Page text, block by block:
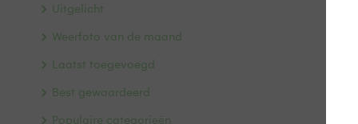
Uitgelicht
Weerfoto van de maand
Laatst toegevoegd
Best gewaardeerd
Populaire categorieën